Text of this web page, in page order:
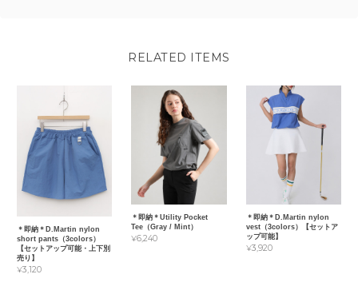
RELATED ITEMS
＊即納＊D.Martin nylon
short pants（3colors）
【セットアップ可能・上下別
売り】
¥3,120
＊即納＊Utility Pocket
Tee（Gray / Mint）
¥6,240
＊即納＊D.Martin nylon
vest（3colors）【セットア
ップ可能】
¥3,920